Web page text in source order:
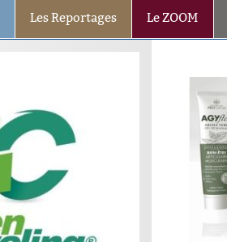
Les Reportages Le ZOOM